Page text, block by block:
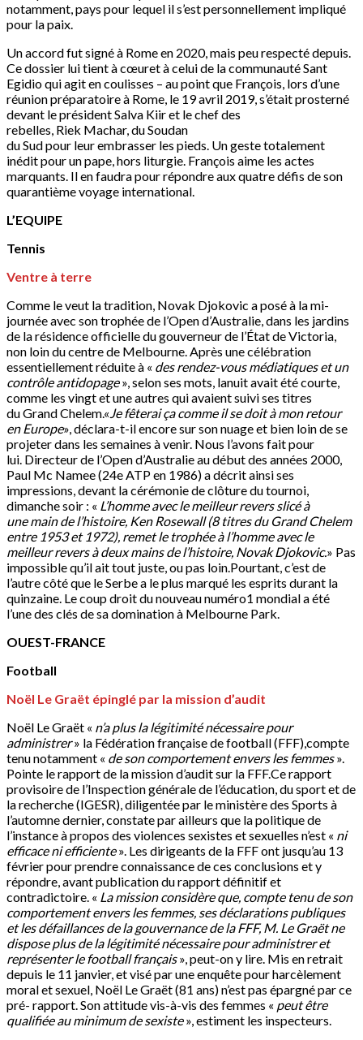
notamment, pays pour lequel il s’est personnellement impliqué
pour la paix.
Un accord fut signé à Rome en 2020, mais peu respecté depuis.
Ce dossier lui tient à cœuret à celui de la communauté Sant
Egidio qui agit en coulisses – au point que François, lors d’une
réunion préparatoire à Rome, le 19 avril 2019, s’était prosterné
devant le président Salva Kiir et le chef des
rebelles, Riek Machar, du Soudan
du Sud pour leur embrasser les pieds. Un geste totalement
inédit pour un pape, hors liturgie. François aime les actes
marquants. Il en faudra pour répondre aux quatre défis de son
quarantième voyage international.
L’EQUIPE
Tennis
Ventre à terre
Comme le veut la tradition, Novak Djokovic a posé à la mi-
journée avec son trophée de l’Open d’Australie, dans les jardins
de la résidence officielle du gouverneur de l’État de Victoria,
non loin du centre de Melbourne. Après une célébration
essentiellement réduite à « des rendez-vous médiatiques et un
contrôle antidopage», selon ses mots, lanuit avait été courte,
comme les vingt et une autres qui avaient suivi ses titres
du Grand Chelem.«Je fêterai ça comme il se doit à mon retour
en Europe», déclara-t-il encore sur son nuage et bien loin de se
projeter dans les semaines à venir. Nous l’avons fait pour
lui. Directeur de l’Open d’Australie au début des années 2000,
Paul Mc Namee (24e ATP en 1986) a décrit ainsi ses
impressions, devant la cérémonie de clôture du tournoi,
dimanche soir : « L’homme avec le meilleur revers slicé à
une main de l’histoire, Ken Rosewall (8 titres du Grand Chelem
entre 1953 et 1972), remet le trophée à l’homme avec le
meilleur revers à deux mains de l’histoire, Novak Djokovic.» Pas
impossible qu’il ait tout juste, ou pas loin.Pourtant, c’est de
l’autre côté que le Serbe a le plus marqué les esprits durant la
quinzaine. Le coup droit du nouveau numéro1 mondial a été
l’une des clés de sa domination à Melbourne Park.
OUEST-FRANCE
Football
Noël Le Graët épinglé par la mission d’audit
Noël Le Graët « n’a plus la légitimité nécessaire pour
administrer» la Fédération française de football (FFF),compte
tenu notamment « de son comportement envers les femmes».
Pointe le rapport de la mission d’audit sur la FFF.Ce rapport
provisoire de l’Inspection générale de l’éducation, du sport et de
la recherche (IGESR), diligentée par le ministère des Sports à
l’automne dernier, constate par ailleurs que la politique de
l’instance à propos des violences sexistes et sexuelles n’est « ni
efficace ni efficiente». Les dirigeants de la FFF ont jusqu’au 13
février pour prendre connaissance de ces conclusions et y
répondre, avant publication du rapport définitif et
contradictoire. « La mission considère que, compte tenu de son
comportement envers les femmes, ses déclarations publiques
et les défaillances de la gouvernance de la FFF, M. Le Graëtne
dispose plus de la légitimité nécessaire pour administrer et
représenter le football français», peut-on y lire. Mis en retrait
depuis le 11 janvier, et visé par une enquête pour harcèlement
moral et sexuel, Noël Le Graët (81 ans) n’est pas épargné par ce
pré- rapport. Son attitude vis-à-vis des femmes « peut être
qualifiée au minimum de sexiste», estiment les inspecteurs.